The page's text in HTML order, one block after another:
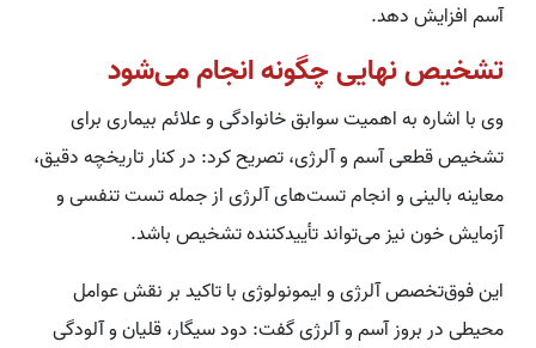
آسم افزایش دهد.
تشخیص نهایی چگونه انجام می‌شود
وی با اشاره به اهمیت سوابق خانوادگی و علائم بیماری برای
تشخیص قطعی آسم و آلرژی، تصریح کرد: در کنار تاریخچه دقیق،
معاینه بالینی و انجام تست‌های آلرژی از جمله تست تنفسی و
آزمایش خون نیز می‌تواند تأییدکننده تشخیص باشد.
این فوق‌تخصص آلرژی و ایمونولوژی با تاکید بر نقش عوامل
محیطی در بروز آسم و آلرژی گفت: دود سیگار، قلیان و آلودگی